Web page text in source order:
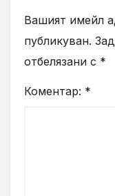
Вашият имейл
публикуван.
отбелязани с *
Коментар: *